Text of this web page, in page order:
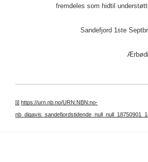
fremdeles som hidtil
Sandefjord 1ste Septbr.
[i] https://urn.nb.no/URN:NBN:no-